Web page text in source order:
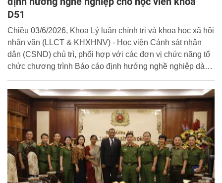
D51
Chiều 03/6/2026, Khoa Lý luận chính trị và khoa học xã hội
nhân văn (LLCT & KHXHNV) - Học viện Cảnh sát nhân
dân (CSND) chủ trì, phối hợp với các đơn vị chức năng tổ
chức chương trình Báo cáo định hướng nghề nghiệp dành
cho học viên khóa D51 với chủ đề: “Quan điểm của Đại hội
XIV của Đảng về chủ nghĩa xã hội và con đường đi lên chủ
nghĩa xã hội ở Việt Nam”.